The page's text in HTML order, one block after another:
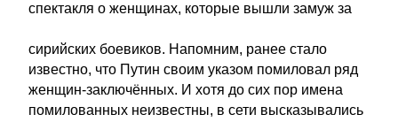
спектакля о женщинах, которые вышли замуж за
сирийских боевиков. Напомним, ранее стало
известно, что Путин своим указом помиловал ряд
женщин-заключённых. И хотя до сих пор имена
помилованных неизвестны, в сети высказывались